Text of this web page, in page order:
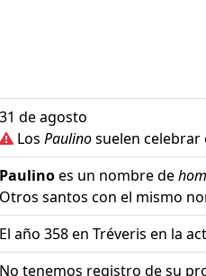
31 de agosto
Los Paulinosuelen celebrar
Paulinoes un nombre de
Otros santos con el mismo
el año 358 en Tréveris en la
No tenemos registro de su